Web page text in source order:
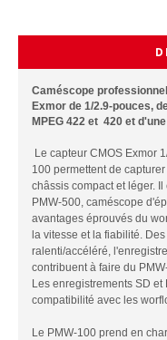
Caméscope
Exmor de 1/2.9-pouces,
MPEG 422 et 420 et
Le capteur CMOS Exmor
100 permettent de
châssis compact et léger.
PMW-500, caméscope
avantages éprouvés du
la vitesse et la fiabilité.
ralenti/accéléré,
contribuent à faire du
Les enregistrements SD
compatibilité avec les
Le PMW-100 prend en